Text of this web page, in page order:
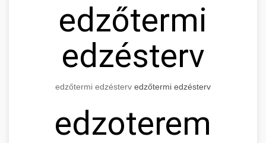
edzőtermi
edzésterv
edzőtermi edzésterv edzőtermi edzésterv
edzoterem